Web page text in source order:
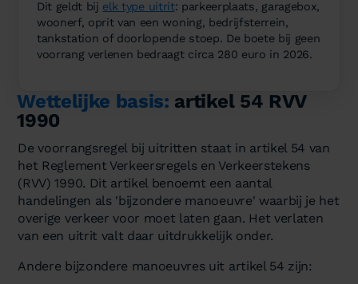
Dit geldt bij elk type uitrit: parkeerplaats, garagebox,
woonerf, oprit van een woning, bedrijfsterrein,
tankstation of doorlopende stoep. De boete bij geen
voorrang verlenen bedraagt circa 280 euro in 2026.
Wettelijke basis: artikel 54 RVV
1990
De voorrangsregel bij uitritten staat in artikel 54 van
het Reglement Verkeersregels en Verkeerstekens
(RVV) 1990. Dit artikel benoemt een aantal
handelingen als 'bijzondere manoeuvre' waarbij je het
overige verkeer voor moet laten gaan. Het verlaten
van een uitrit valt daar uitdrukkelijk onder.
Andere bijzondere manoeuvres uit artikel 54 zijn: